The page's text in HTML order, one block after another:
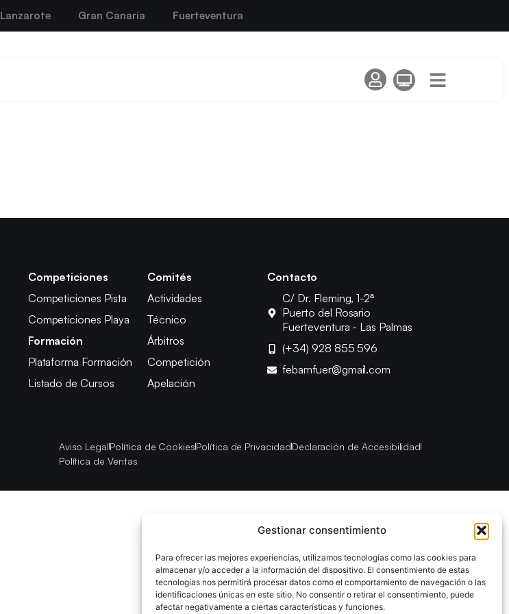
Gestionar consentimiento
Para ofrecer las mejores experiencias, utilizamos tecnologías como las cookies para
almacenar y/o acceder a la información del dispositivo. El consentimiento de estas
tecnologías nos permitirá procesar datos como el comportamiento de navegación o las
identificaciones únicas en este sitio. No consentir o retirar el consentimiento, puede
afectar negativamente a ciertas características y funciones.
Lanzarote Gran Canaria Fuerteventura
Competiciones
Competiciones Pista
Competiciones Playa
Formación
Plataforma Formación
Listado de Cursos
Comités
Actividades
Técnico
Árbitros
Competición
Apelación
Contacto
C/ Dr. Fleming, 1-2ª
Puerto del Rosario
Fuerteventura - Las Palmas
(+34) 928 855 596
febamfuer@gmail.com
Aviso LegalPolítica de CookiesPolítica de PrivacidadDeclaración de Accesibilidad
Política de Ventas